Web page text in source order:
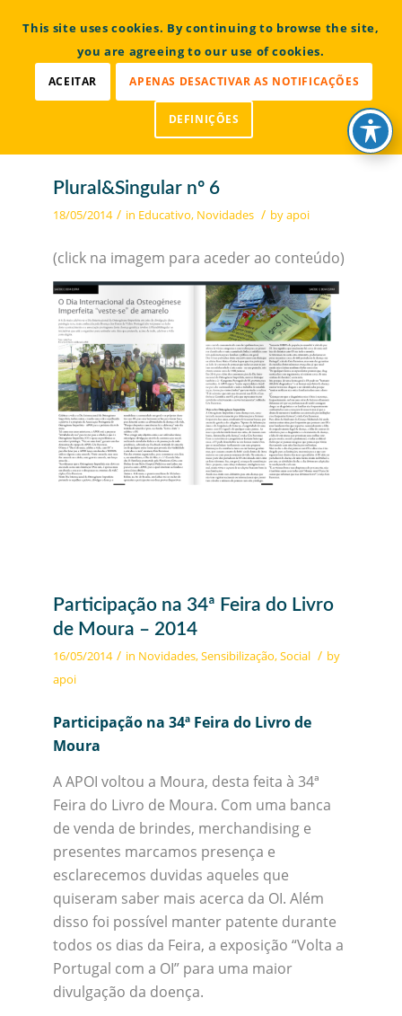
Bem vindo à Associação Portuguesa de Osteogénese
Imperfeita
Plural&Singular nº 6
18/05/2014 / in Educativo, Novidades / byapoi
(click na imagem para aceder ao conteúdo)
Participação na 34ª Feira do Livro
de Moura – 2014
16/05/2014 / in Novidades,Sensibilização,Social / by
apoi
Participação na 34ª Feira do Livro de
Moura
A APOI voltou a Moura, desta feita à 34ª
Feira do Livro de Moura. Com uma banca
de venda de brindes, merchandising e
presentes marcamos presença e
esclarecemos duvidas aqueles que
quiseram saber mais acerca da OI. Além
disso foi possível manter patente durante
todos os dias da Feira, a exposição “Volta a
Portugal com a OI” para uma maior
divulgação da doença.
This site uses cookies. By continuing to browse the site,
you are agreeing to our use of cookies.
ACEITAR APENAS DESACTIVAR AS NOTIFICAÇÕES
DEFINIÇÕES